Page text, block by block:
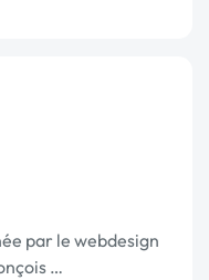
par le webdesign
…